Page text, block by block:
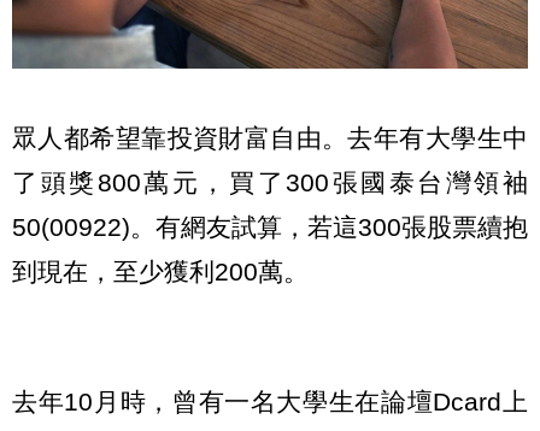
眾人都希望靠投資財富自由。去年有大學生中
了頭獎800萬元，買了300張國泰台灣領袖
50(00922)。有網友試算，若這300張股票續抱
到現在，至少獲利200萬。
去年10月時，曾有一名大學生在論壇Dcard上